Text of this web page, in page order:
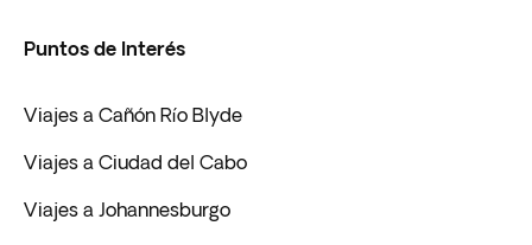
Puntos de Interés
Viajes a Cañón Río Blyde
Viajes a Ciudad del Cabo
Viajes a Johannesburgo